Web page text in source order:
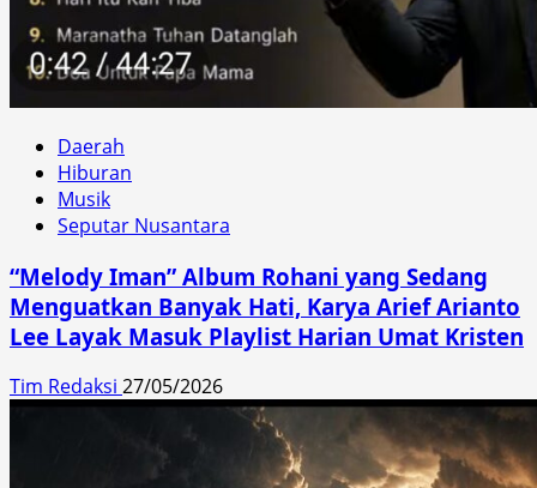
Daerah
Hiburan
Musik
Seputar Nusantara
“Melody Iman” Album Rohani yang Sedang
Menguatkan Banyak Hati, Karya Arief Arianto
Lee Layak Masuk Playlist Harian Umat Kristen
Tim Redaksi 27/05/2026